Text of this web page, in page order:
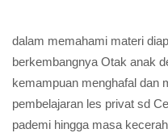
dalam memahami materi
berkembangnya Otak anak
kemampuan menghafal dan
pembelajaran les privat sd
pademi hingga masa